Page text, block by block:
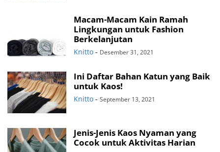
Macam-Macam Kain Ramah
Lingkungan untuk Fashion
Berkelanjutan
Knitto - Desember 31, 2021
Ini Daftar Bahan Katun yang Baik
untuk Kaos!
Knitto - September 13, 2021
Jenis-Jenis Kaos Nyaman yang
Cocok untuk Aktivitas Harian